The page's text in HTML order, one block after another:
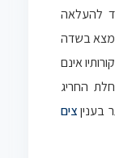
להעלאה
נמצא בשדה
אינם
החריג
בעניןצים